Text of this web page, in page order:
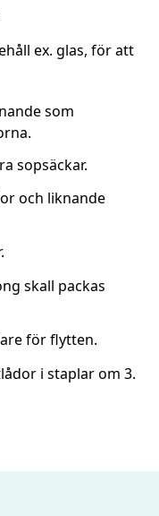
ex. glas, för att
som
sopsäckar.
och liknande
skall packas
för flytten.
i staplar om 3.